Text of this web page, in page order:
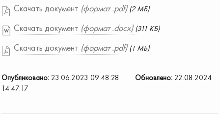
Скачать документ (формат .pdf) (2 МБ)
Скачать документ (формат .docx) (311 КБ)
Скачать документ (формат .pdf) (1 МБ)
Опубликовано: 23.06.2023 09:48:28 Обновлено: 22.08.2024
14:47:17